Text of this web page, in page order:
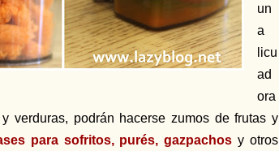
un
a
licu
ad
ora
podrán hacerse zumos de frutas y
para sofritos, purés, gazpachos y otros